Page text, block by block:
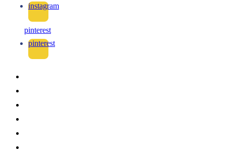
instagram
pinterest
pinterest